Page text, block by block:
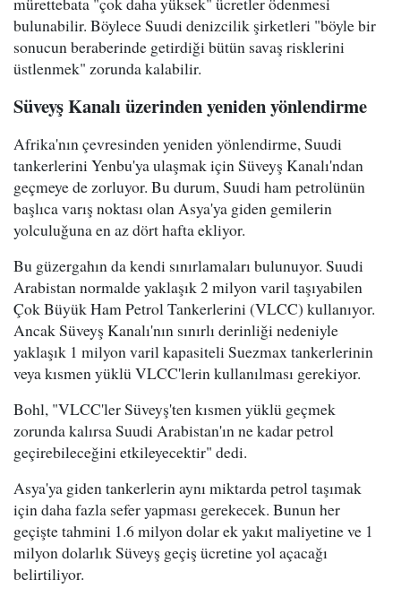
bulunabilir. Böylece Suudi denizcilik şirketleri "böyle bir
sonucun beraberinde getirdiği bütün savaş risklerini
üstlenmek" zorunda kalabilir.
Süveyş Kanalı üzerinden yeniden yönlendirme
Afrika'nın çevresinden yeniden yönlendirme, Suudi
tankerlerini Yenbu'ya ulaşmak için Süveyş Kanalı'ndan
geçmeye de zorluyor. Bu durum, Suudi ham petrolünün
başlıca varış noktası olan Asya'ya giden gemilerin
yolculuğuna en az dört hafta ekliyor.
Bu güzergahın da kendi sınırlamaları bulunuyor. Suudi
Arabistan normalde yaklaşık 2 milyon varil taşıyabilen
Çok Büyük Ham Petrol Tankerlerini (VLCC) kullanıyor.
Ancak Süveyş Kanalı'nın sınırlı derinliği nedeniyle
yaklaşık 1 milyon varil kapasiteli Suezmax tankerlerinin
veya kısmen yüklü VLCC'lerin kullanılması gerekiyor.
Bohl, "VLCC'ler Süveyş'ten kısmen yüklü geçmek
zorunda kalırsa Suudi Arabistan'ın ne kadar petrol
geçirebileceğini etkileyecektir" dedi.
Asya'ya giden tankerlerin aynı miktarda petrol taşımak
için daha fazla sefer yapması gerekecek. Bunun her
geçişte tahmini 1.6 milyon dolar ek yakıt maliyetine ve 1
milyon dolarlık Süveyş geçiş ücretine yol açacağı
belirtiliyor.